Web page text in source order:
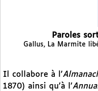
Paroles
Gallus, La Marmite
Il collabore à l’
1870) ainsi qu’à l’